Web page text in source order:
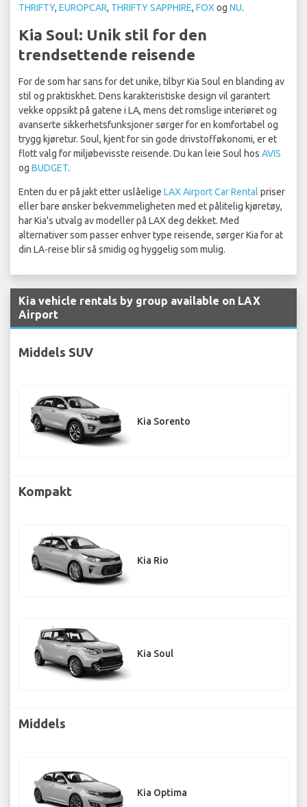
THRIFTY, EUROPCAR, THRIFTY SAPPHIRE, FOX og NU.
Kia Soul: Unik stil for den
trendsettende reisende
For de som har sans for det unike, tilbyr Kia Soul en blanding av
stil og praktiskhet. Dens karakteristiske design vil garantert
vekke oppsikt på gatene i LA, mens det romslige interiøret og
avanserte sikkerhetsfunksjoner sørger for en komfortabel og
trygg kjøretur. Soul, kjent for sin gode drivstofføkonomi, er et
flott valg for miljøbevisste reisende. Du kan leie Soul hos AVIS
og BUDGET.
Enten du er på jakt etter uslåelige LAX Airport Car Rental priser
eller bare ønsker bekvemmeligheten med et pålitelig kjøretøy,
har Kia's utvalg av modeller på LAX deg dekket. Med
alternativer som passer enhver type reisende, sørger Kia for at
din LA-reise blir så smidig og hyggelig som mulig.
Kia vehicle rentals by group available on LAX
Airport
Middels SUV
Kia Sorento
Kompakt
Kia Rio
Kia Soul
Middels
Kia Optima